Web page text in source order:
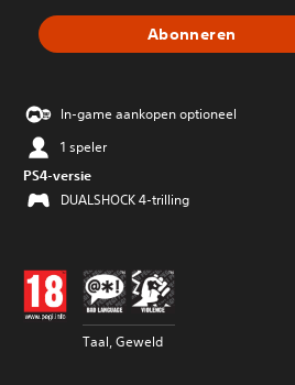
Abonneren
In-game aankopen optioneel
1 speler
PS4-versie
DUALSHOCK 4-trilling
Taal, Geweld